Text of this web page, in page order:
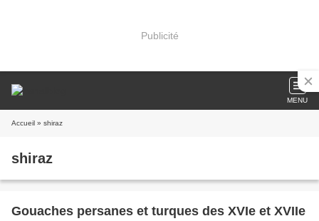
Publicité
MENU
Accueil » shiraz
shiraz
Gouaches persanes et turques des XVIe et XVIIe